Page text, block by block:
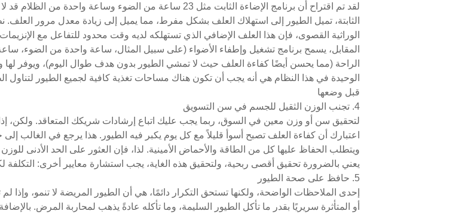
لقد تم اقتراح أن برنامج الإضاءة الثابت مثل 23 ساعة من الضوء
الثابتة، تميل الطيور إلى استهلاك العلف بشكل مفرط، مما يميل إلى زيادة معدل مرور
الوراثية القصوى، فإن هذا العلف الإضافي الذي تستهلكه لديه وقت محدود للتفاعل مع
المقابل، يسمح برنامج تشغيل وإطفاء الأضواء (على سبيل المثال، ساعة واحدة من الضوء،
الراحة (مما يحسن أيضًا كفاءة العلف حيث لا تمشي الطيور بدون هدف طوال اليوم)، ويوفر لها
الوحيدة في هذا النظام هي أنه يجب أن تكون هناك مساحات تغذية كافية لجميع الطيور
قبل وضعها
4. تجنب الوزن الثقيل للجسم في سن التسويق
لتحقيق سن أو وزن معين في السوق، ربما يجب عليك اتباع إرشادات شريكك المتعاقد. ولكن،
اعتبارك أن كفاءة العلف تصبح أسوأ قليلاً مع كل يوم يكبر فيه الطيور. هذا يرجع في الغالب
ويتطلب الحفاظ عليها كل من الطاقة والأحماض الأمينية. لذا، فإن العثور على الحد الأدنى
يعني بالضرورة تحقيق أقصى ربحية، ولتحقيق هذه الغاية، يجب استشارة معايير أخرى:
5. حافظ على صحة الطيور
إحدى الملاحظات الواضحة، ولكنها تستحق التكرار دائمًا، هي أن الطيور المريضة لا تنمو، وإذا
أو المتأثرة سريريًا بقدر ما تأكل الطيور السليمة، وما تأكله عادةً يذهب لمحاربة المرض.